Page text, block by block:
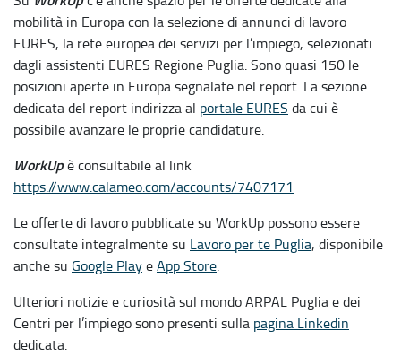
mobilità in Europa con la selezione di annunci di lavoro
EURES, la rete europea dei servizi per l’impiego, selezionati
dagli assistenti EURES Regione Puglia. Sono quasi 150 le
posizioni aperte in Europa segnalate nel report. La sezione
dedicata del report indirizza al portale EURES da cui è
possibile avanzare le proprie candidature.
WorkUpè consultabile al link
https://www.calameo.com/accounts/7407171
Le offerte di lavoro pubblicate su WorkUp possono essere
consultate integralmente su Lavoro per te Puglia, disponibile
anche su Google PlayeApp Store.
Ulteriori notizie e curiosità sul mondo ARPAL Puglia e dei
Centri per l’impiego sono presenti sulla pagina Linkedin
dedicata.